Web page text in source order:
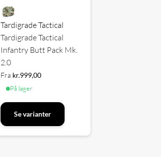
Tardigrade Tactical
Tardigrade Tactical
Infantry Butt Pack Mk.
2.0
Fra kr.999,00
På lager
Se varianter